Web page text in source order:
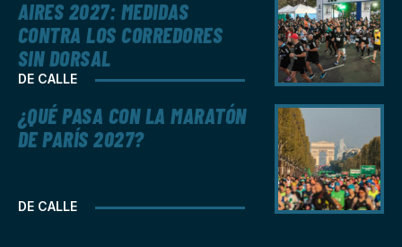
DE CALLE
AIRES 2027: MEDIDAS
CONTRA LOS CORREDORES
SIN DORSAL
DE CALLE
¿QUÉ PASA CON LA MARATÓN
DE PARÍS 2027?